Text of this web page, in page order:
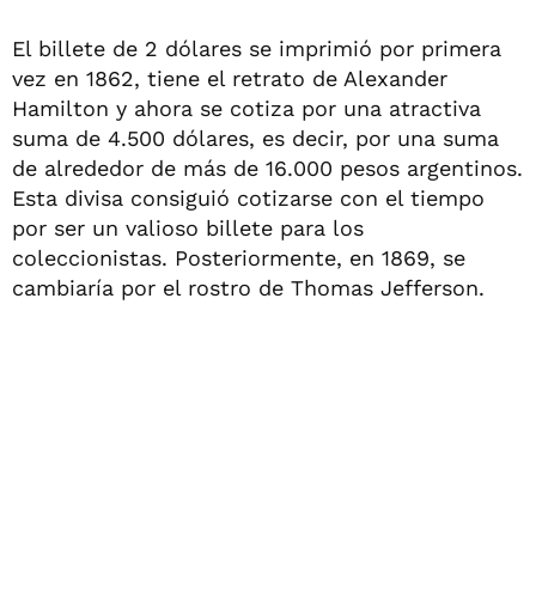
El billete de 2 dólares se imprimió por primera
vez en 1862, tiene el retrato de Alexander
Hamilton y ahora se cotiza por una atractiva
suma de 4.500 dólares, es decir, por una suma
de alrededor de más de 16.000 pesos argentinos.
Esta divisa consiguió cotizarse con el tiempo
por ser un valioso billete para los
coleccionistas. Posteriormente, en 1869, se
cambiaría por el rostro de Thomas Jefferson.